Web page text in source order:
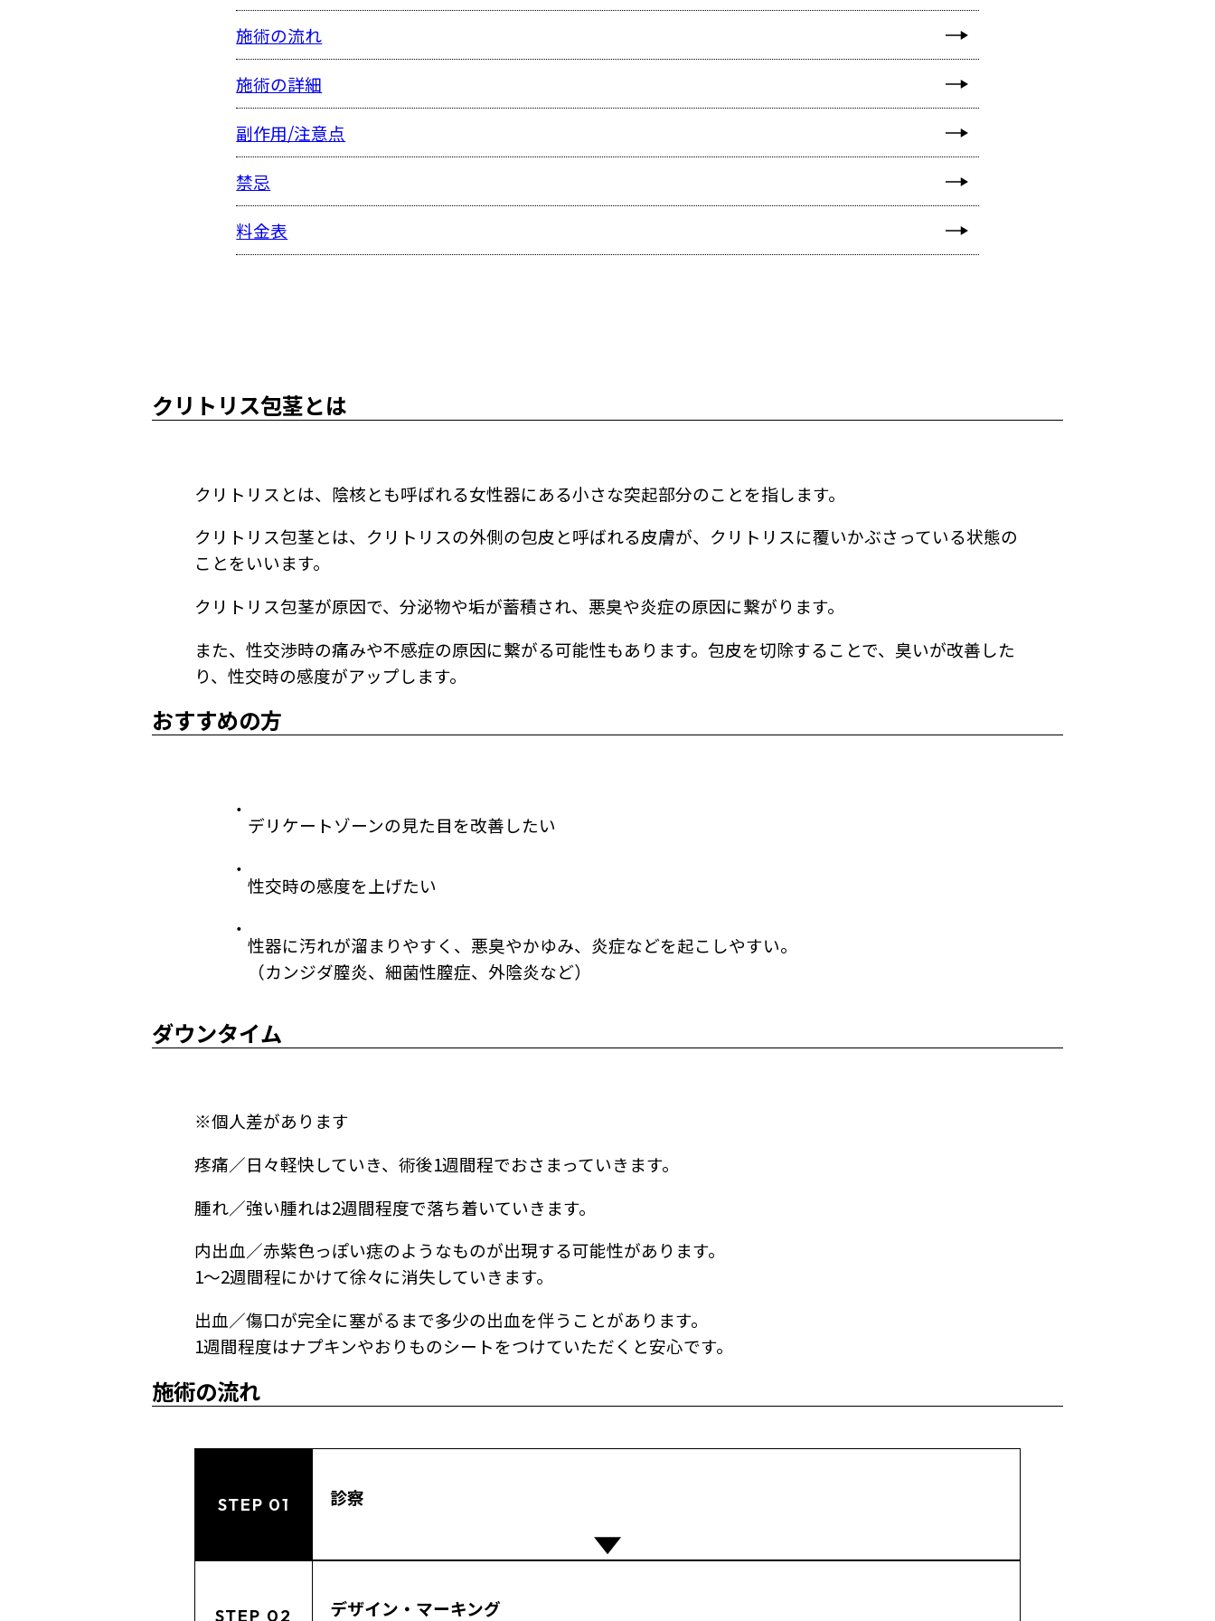
施術の流れ
施術の詳細
副作用/注意点
禁忌
料金表
クリトリス包茎とは
クリトリスとは、陰核とも呼ばれる女性器にある小さな突起部分のことを指します。
クリトリス包茎とは、クリトリスの外側の包皮と呼ばれる皮膚が、クリトリスに覆いかぶさっている状態の
ことをいいます。
クリトリス包茎が原因で、分泌物や垢が蓄積され、悪臭や炎症の原因に繋がります。
また、性交渉時の痛みや不感症の原因に繋がる可能性もあります。包皮を切除することで、臭いが改善した
り、性交時の感度がアップします。
おすすめの方
デリケートゾーンの見た目を改善したい
性交時の感度を上げたい
性器に汚れが溜まりやすく、悪臭やかゆみ、炎症などを起こしやすい。
（カンジダ膣炎、細菌性膣症、外陰炎など）
ダウンタイム
※個人差があります
疼痛／日々軽快していき、術後1週間程でおさまっていきます。
腫れ／強い腫れは2週間程度で落ち着いていきます。
内出血／赤紫色っぽい痣のようなものが出現する可能性があります。
1～2週間程にかけて徐々に消失していきます。
出血／傷口が完全に塞がるまで多少の出血を伴うことがあります。
1週間程度はナプキンやおりものシートをつけていただくと安心です。
施術の流れ
STEP 01 診察
STEP 02 デザイン・マーキング